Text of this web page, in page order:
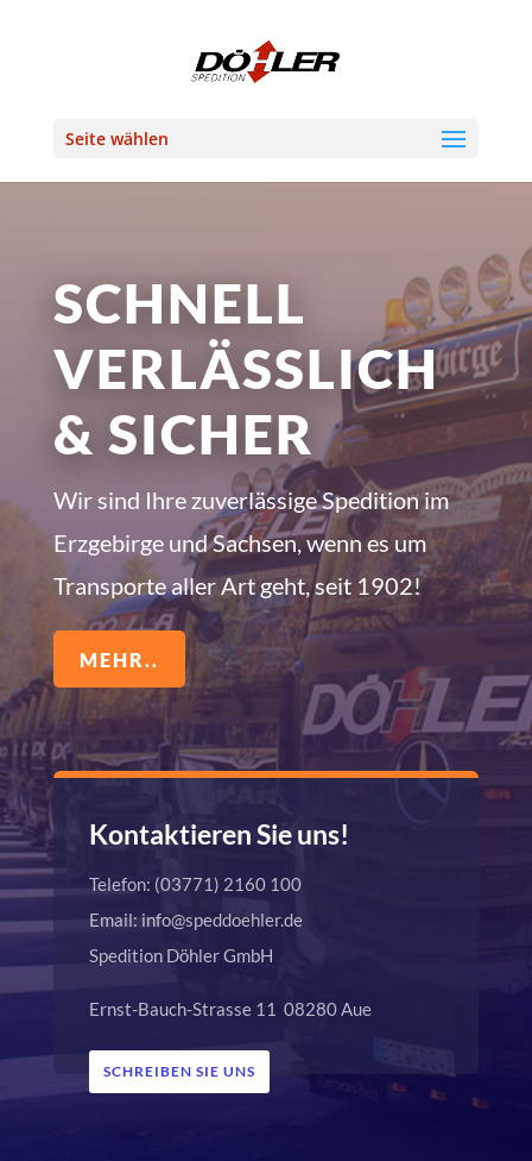
Seite wählen
SCHNELL
VERLÄSSLICH
& SICHER
Wir sind Ihre zuverlässige Spedition im
Erzgebirge und Sachsen, wenn es um
Transporte aller Art geht, seit 1902!
MEHR..
Kontaktieren Sie uns!
Telefon: (03771) 2160 100
Email: info@speddoehler.de
Spedition Döhler GmbH
Ernst-Bauch-Strasse 11 08280 Aue
SCHREIBEN SIE UNS